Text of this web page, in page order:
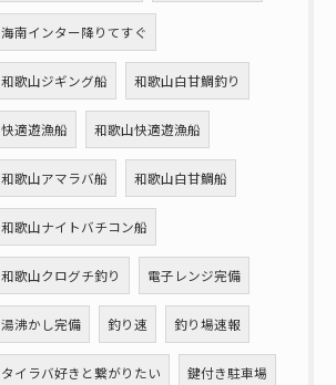
海南インター降りてすぐ
和歌山ジギング船 和歌山白甘鯛釣り
快適遊漁船 和歌山快適遊漁船
和歌山アマラバ船 和歌山白甘鯛船
和歌山ナイトバチコン船
和歌山クログチ釣り 電子レンジ完備
湯沸かし完備 釣り速 釣り場速報
タイラバ好きと繋がりたい 鍵付き駐車場